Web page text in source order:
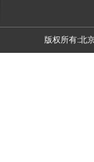
版权所有:北